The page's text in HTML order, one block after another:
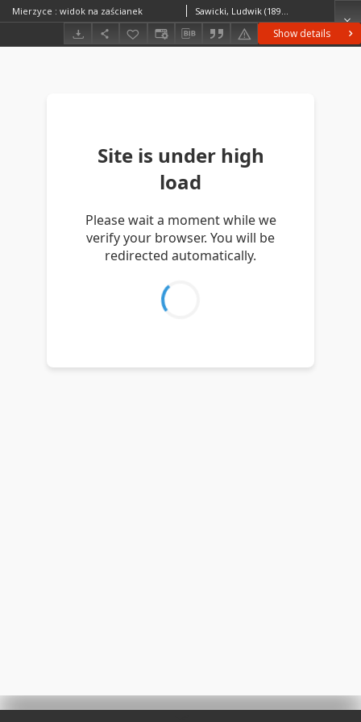
Show details
Mierzyce : widok na zaścianek Sawicki, Ludwik (1893–1972)